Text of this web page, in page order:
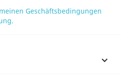
Geschäftsbedingungen
